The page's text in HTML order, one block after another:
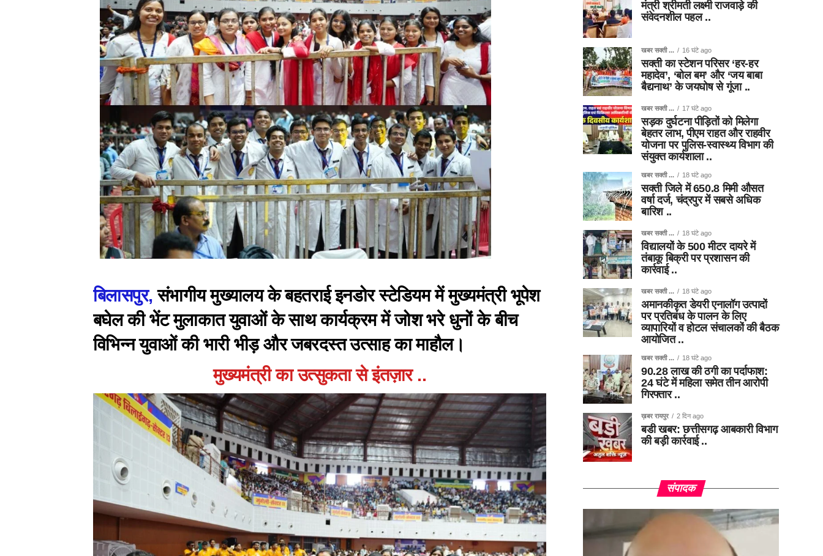
बिलासपुर,संभागीय मुख्यालय के बहतराई इनडोर स्टेडियम में मुख्यमंत्री भूपेश
बघेल की भेंट मुलाकात युवाओं के साथ कार्यक्रम में जोश भरे धुनों के बीच
विभिन्न युवाओं की भारी भीड़ और जबरदस्त उत्साह का माहौल।
मुख्यमंत्री का उत्सुकता से इंतज़ार ..
मंत्री श्रीमती लक्ष्मी राजवाड़े की
संवेदनशील पहल ..
खबर सक्ती ... 16 घंटे ago
सक्ती का स्टेशन परिसर ‘हर-हर
महादेव’, ‘बोल बम’ और ‘जय बाबा
बैद्यनाथ’ के जयघोष से गूंजा ..
खबर सक्ती ... 17 घंटे ago
सड़क दुर्घटना पीड़ितों को मिलेगा
बेहतर लाभ, पीएम राहत और राहवीर
योजना पर पुलिस-स्वास्थ्य विभाग की
संयुक्त कार्यशाला ..
खबर सक्ती ... 18 घंटे ago
सक्ती जिले में 650.8 मिमी औसत
वर्षा दर्ज, चंद्रपुर में सबसे अधिक
बारिश ..
खबर सक्ती ... 18 घंटे ago
विद्यालयों के 500 मीटर दायरे में
तंबाकू बिक्री पर प्रशासन की
कार्रवाई ..
खबर सक्ती ... 18 घंटे ago
अमानकीकृत डेयरी एनालॉग उत्पादों
पर प्रतिबंध के पालन के लिए
व्यापारियों व होटल संचालकों की बैठक
आयोजित ..
खबर सक्ती ... 18 घंटे ago
90.28 लाख की ठगी का पर्दाफाश:
24 घंटे में महिला समेत तीन आरोपी
गिरफ्तार ..
ख़बर रायपुर 2 दिन ago
बडी खबर: छत्तीसगढ़ आबकारी विभाग
की बड़ी कार्रवाई ..
संपादक